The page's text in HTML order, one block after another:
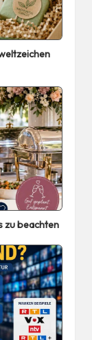
zu beachten